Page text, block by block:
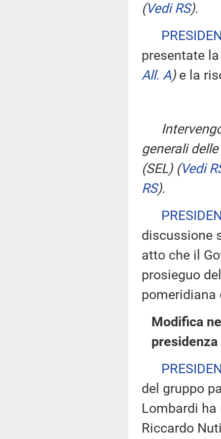
(Vedi RS).
presentate
All. A)e la
generali
(SEL) (Vedi
RS).
discussione
atto che il
prosieguo
pomeridiana
Modifica
del gruppo
Lombardi
Riccardo